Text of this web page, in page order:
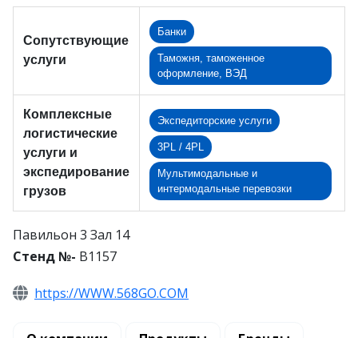
Сопутствующие
услуги
Банки
Таможня, таможенное
оформление, ВЭД
Комплексные
логистические
услуги и
экспедирование
грузов
Экспедиторские услуги
3PL / 4PL
Мультимодальные и
интермодальные перевозки
Павильон 3 Зал 14
Стенд №- B1157
https://WWW.568GO.COM